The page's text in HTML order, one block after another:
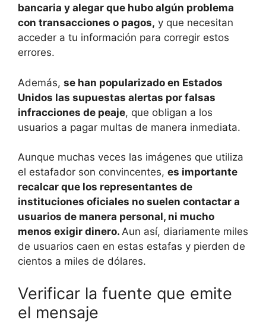
bancaria y alegar que hubo algún problema
con transacciones o pagos, y que necesitan
acceder a tu información para corregir estos
errores.
Además, se han popularizado en Estados
Unidos las supuestas alertas por falsas
infracciones de peaje, que obligan a los
usuarios a pagar multas de manera inmediata.
Aunque muchas veces las imágenes que utiliza
el estafador son convincentes, es importante
recalcar que los representantes de
instituciones oficiales no suelen contactar a
usuarios de manera personal, ni mucho
menos exigir dinero. Aun así, diariamente miles
de usuarios caen en estas estafas y pierden de
cientos a miles de dólares.
Verificar la fuente que emite
el mensaje